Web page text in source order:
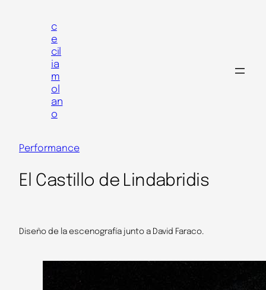
c
e
cil
ia
m
ol
an
o
Performance
El Castillo de Lindabridis
Diseño de la escenografía junto a David Faraco.